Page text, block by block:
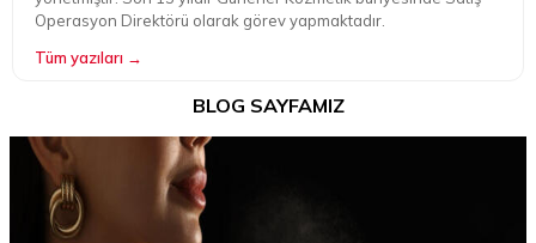
Operasyon Direktörü olarak görev yapmaktadır.
Tüm yazıları →
BLOG SAYFAMIZ